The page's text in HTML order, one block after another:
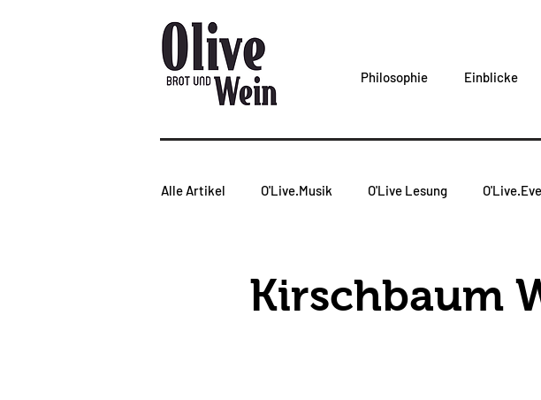
Philosophie Einblicke
Alle Artikel O'Live.Musik O'Live Lesung
Kirschbaum